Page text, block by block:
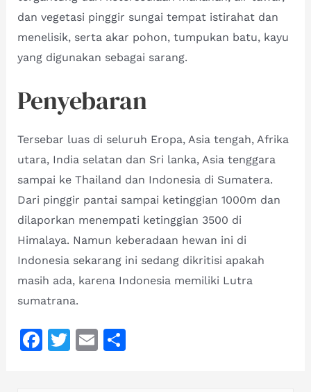
dan vegetasi pinggir sungai tempat istirahat dan
menelisik, serta akar pohon, tumpukan batu, kayu
yang digunakan sebagai sarang.
Penyebaran
Tersebar luas di seluruh Eropa, Asia tengah, Afrika
utara, India selatan dan Sri lanka, Asia tenggara
sampai ke Thailand dan Indonesia di Sumatera.
Dari pinggir pantai sampai ketinggian 1000m dan
dilaporkan menempati ketinggian 3500 di
Himalaya. Namun keberadaan hewan ini di
Indonesia sekarang ini sedang dikritisi apakah
masih ada, karena Indonesia memiliki Lutra
sumatrana.
F T E S